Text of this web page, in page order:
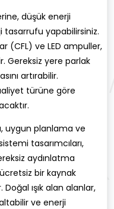
düşük enerji
yapabilirsiniz.
(CFL) ve LED ampuller,
Gereksiz yere parlak
artırabilir.
türüne göre
uygun planlama ve
tasarımcıları,
aydınlatma
ücretsiz bir kaynak
ışık alan alanlar,
ve enerji